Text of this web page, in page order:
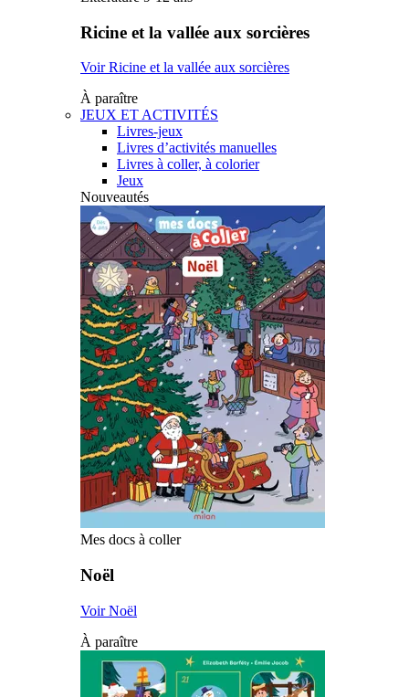
Ricine et la vallée aux sorcières
Voir Ricine et la vallée aux sorcières
À paraître
JEUX ET ACTIVITÉS
Livres-jeux
Livres d’activités manuelles
Livres à coller, à colorier
Jeux
Nouveautés
Mes docs à coller
Noël
Voir Noël
À paraître